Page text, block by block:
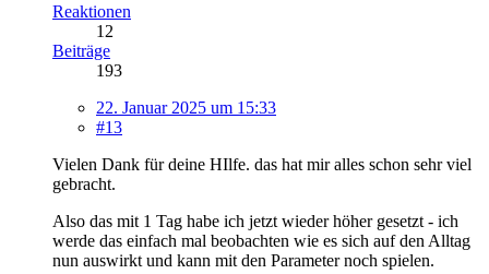
Reaktionen
12
Beiträge
193
22. Januar 2025 um 15:33
#13
Vielen Dank für deine HIlfe. das hat mir alles schon sehr viel
gebracht.
Also das mit 1 Tag habe ich jetzt wieder höher gesetzt - ich
werde das einfach mal beobachten wie es sich auf den Alltag
nun auswirkt und kann mit den Parameter noch spielen.